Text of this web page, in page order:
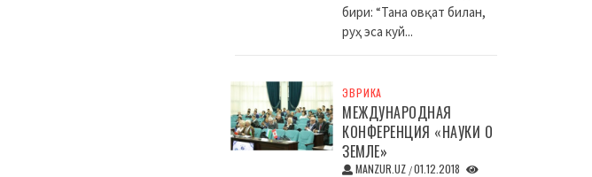
бири: “Тана овқат билан,
руҳ эса куй...
ЭВРИКА
МЕЖДУНАРОДНАЯ
КОНФЕРЕНЦИЯ «НАУКИ О
ЗЕМЛЕ»
MANZUR.UZ /01.12.2018